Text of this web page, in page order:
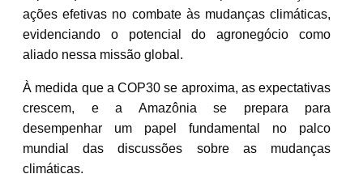
ações efetivas no combate às mudanças climáticas,
evidenciando o potencial do agronegócio como
aliado nessa missão global.
À medida que a COP30 se aproxima, as expectativas
crescem, e a Amazônia se prepara para
desempenhar um papel fundamental no palco
mundial das discussões sobre as mudanças
climáticas.